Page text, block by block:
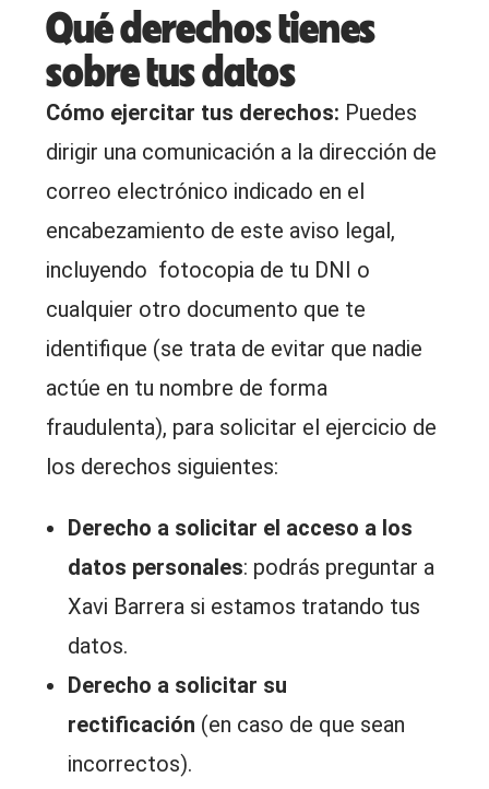
Qué derechos tienes
sobre tus datos
Cómo ejercitar tus derechos: Puedes
dirigir una comunicación a la dirección de
correo electrónico indicado en el
encabezamiento de este aviso legal,
incluyendo fotocopia de tu DNI o
cualquier otro documento que te
identifique (se trata de evitar que nadie
actúe en tu nombre de forma
fraudulenta), para solicitar el ejercicio de
los derechos siguientes:
Derecho a solicitar el acceso a los
datos personales: podrás preguntar a
Xavi Barrera si estamos tratando tus
datos.
Derecho a solicitar su
rectificación (en caso de que sean
incorrectos).